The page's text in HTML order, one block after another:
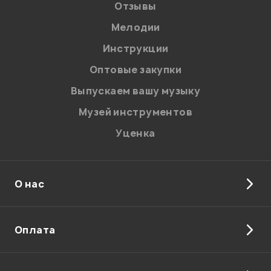
Отзывы
Мелодии
Инструкции
Оптовые закупки
Выпускаем вашу музыку
Музей инструментов
Уценка
О нас
Оплата